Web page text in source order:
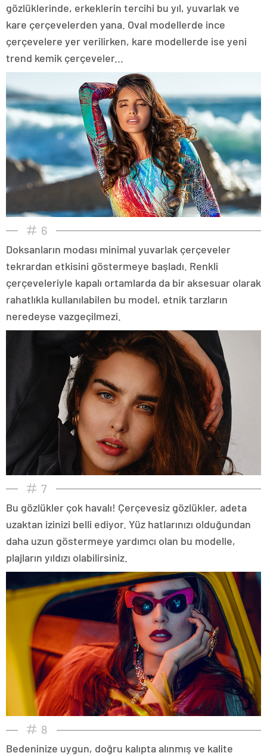
gözlüklerinde, erkeklerin tercihi bu yıl, yuvarlak ve
kare çerçevelerden yana. Oval modellerde ince
çerçevelere yer verilirken, kare modellerde ise yeni
trend kemik çerçeveler...
6
Doksanların modası minimal yuvarlak çerçeveler
tekrardan etkisini göstermeye başladı. Renkli
çerçeveleriyle kapalı ortamlarda da bir aksesuar olarak
rahatlıkla kullanılabilen bu model, etnik tarzların
neredeyse vazgeçilmezi.
7
Bu gözlükler çok havalı! Çerçevesiz gözlükler, adeta
uzaktan izinizi belli ediyor. Yüz hatlarınızı olduğundan
daha uzun göstermeye yardımcı olan bu modelle,
plajların yıldızı olabilirsiniz.
8
Bedeninize uygun, doğru kalıpta alınmış ve kalite